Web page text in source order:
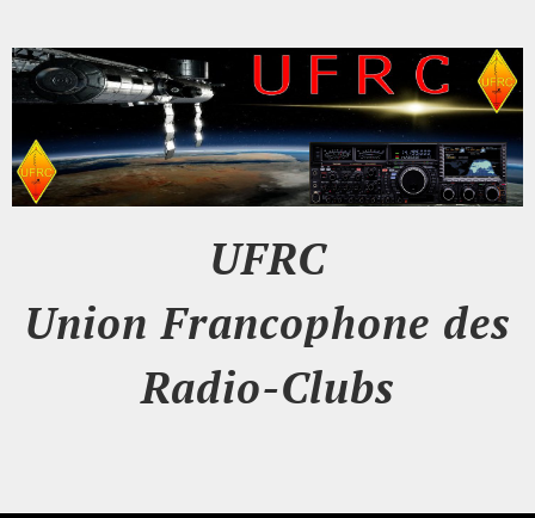
UFRC
Union Francophone des
Radio-Clubs